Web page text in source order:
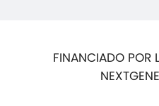
FINANCIADO POR